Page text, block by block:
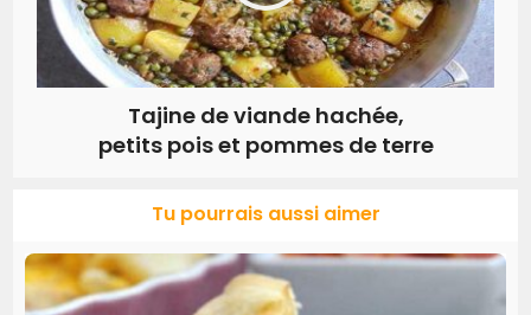
Tajine de viande hachée,
petits pois et pommes de terre
Tu pourrais aussi aimer